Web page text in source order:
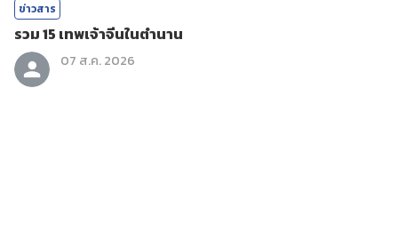
ข่าวสาร
รวม 15 เทพเจ้าจีนในตำนาน
07 ส.ค. 2026